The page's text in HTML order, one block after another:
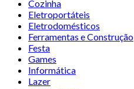
Cozinha
Eletroportáteis
Eletrodomésticos
Ferramentas e Construção
Festa
Games
Informática
Lazer